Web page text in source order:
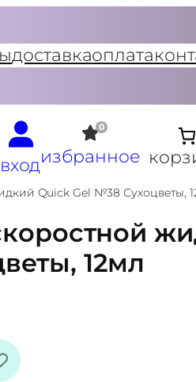
доставкаоплата
вход
0
избранное
Quick Gel №38 Сухоцветы,
12мл